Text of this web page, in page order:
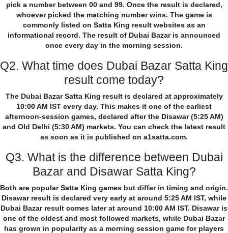
pick a number between 00 and 99. Once the result is declared,
whoever picked the matching number wins. The game is
commonly listed on Satta King result websites as an
informational record. The result of Dubai Bazar is announced
once every day in the morning session.
Q2. What time does Dubai Bazar Satta King
result come today?
The Dubai Bazar Satta King result is declared at approximately
10:00 AM IST every day. This makes it one of the earliest
afternoon-session games, declared after the Disawar (5:25 AM)
and Old Delhi (5:30 AM) markets. You can check the latest result
as soon as it is published on a1satta.com.
Q3. What is the difference between Dubai
Bazar and Disawar Satta King?
Both are popular Satta King games but differ in timing and origin.
Disawar result is declared very early at around 5:25 AM IST, while
Dubai Bazar result comes later at around 10:00 AM IST. Disawar is
one of the oldest and most followed markets, while Dubai Bazar
has grown in popularity as a morning session game for players